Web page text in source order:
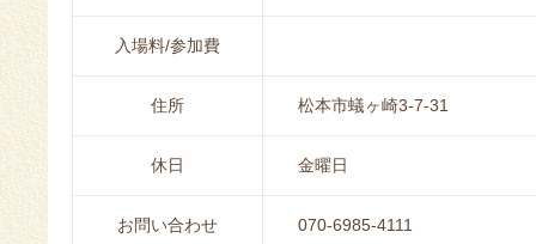
入場料/参加費
住所 松本市蟻ヶ崎3-7-31
休日 金曜日
お問い合わせ 070-6985-4111